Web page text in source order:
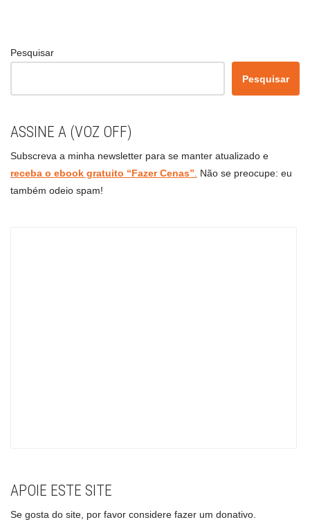
Pesquisar
Pesquisar
ASSINE A (VOZ OFF)
Subscreva a minha newsletter para se manter atualizado e
receba o ebook gratuito “Fazer Cenas”. Não se preocupe: eu
também odeio spam!
APOIE ESTE SITE
Se gosta do site, por favor considere fazer um donativo.